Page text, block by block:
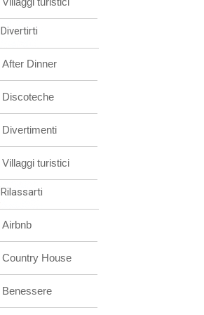
Divertirti
After Dinner
Discoteche
Divertimenti
Villaggi turistici
Rilassarti
Airbnb
Country House
Benessere